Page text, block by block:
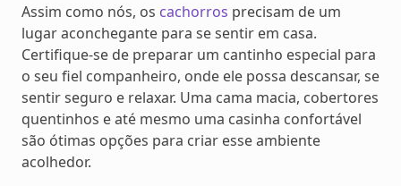
Assim como nós, os cachorros precisam de um
lugar aconchegante para se sentir em casa.
Certifique-se de preparar um cantinho especial para
o seu fiel companheiro, onde ele possa descansar, se
sentir seguro e relaxar. Uma cama macia, cobertores
quentinhos e até mesmo uma casinha confortável
são ótimas opções para criar esse ambiente
acolhedor.